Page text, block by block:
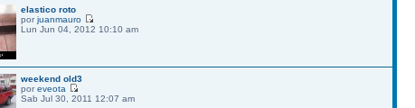
elastico roto
por juanmauro
Lun Jun 04, 2012 10:10 am
weekend old3
por eveota
Sab Jul 30, 2011 12:07 am